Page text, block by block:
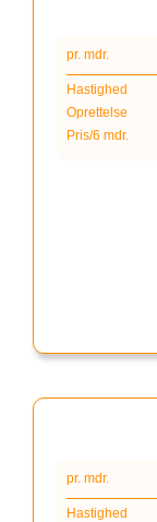
pr. mdr.
Hastighed
Oprettelse
Pris/6 mdr.
pr. mdr.
Hastighed